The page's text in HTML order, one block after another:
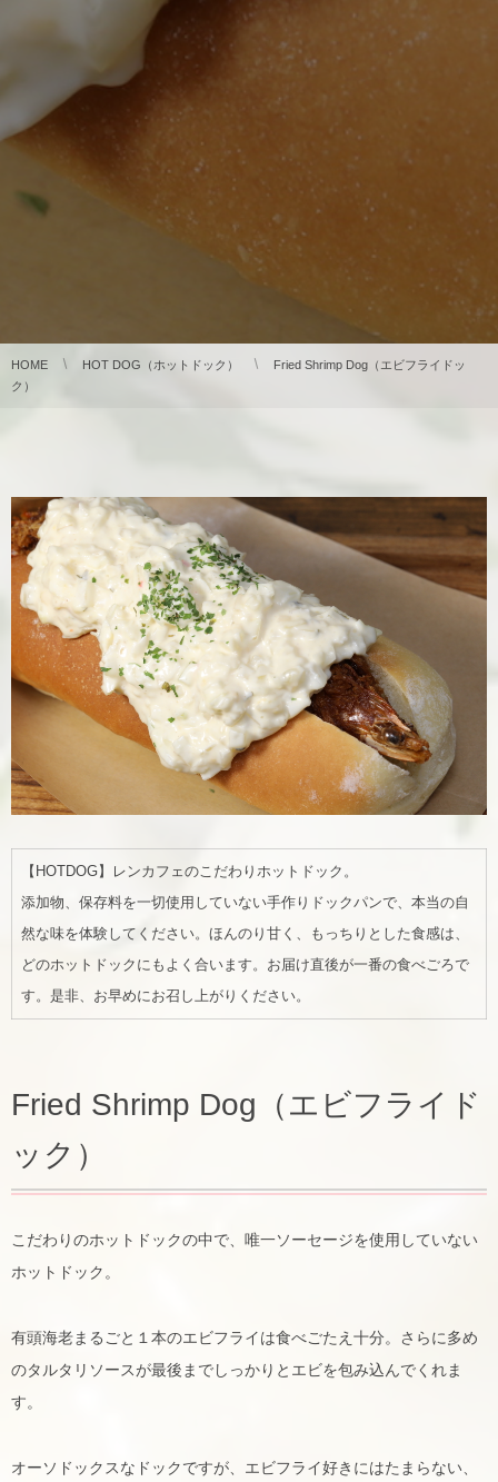
HOME HOT DOG（ホットドック）
Fried Shrimp Dog（エビフライドッ
ク）
【HOTDOG】レンカフェのこだわりホットドック。
添加物、保存料を一切使用していない手作りドックパンで、本当の自
然な味を体験してください。ほんのり甘く、もっちりとした食感は、
どのホットドックにもよく合います。お届け直後が一番の食べごろで
す。是非、お早めにお召し上がりください。
Fried Shrimp Dog（エビフライド
ック）
こだわりのホットドックの中で、唯一ソーセージを使用していない
ホットドック。
有頭海老まるごと１本のエビフライは食べごたえ十分。さらに多め
のタルタリソースが最後までしっかりとエビを包み込んでくれま
す。
オーソドックスなドックですが、エビフライ好きにはたまらない、